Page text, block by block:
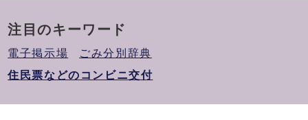
注目のキーワード
電子掲示場
ごみ分別辞典
住民票などのコンビニ交付